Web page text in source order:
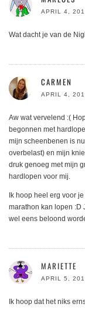
APRIL 4,
Wat dacht je van de
CARMEN
APRIL 4,
Aw wat vervelend :(
begonnen met
mijn scheenbenen is
overbelast) en mijn
druk genoeg met mijn
hardlopen voor mij.
Ik hoop heel erg voor
marathon kan lopen :D
wel eens beloond
MARIETTE
APRIL 5,
Ik hoop dat het niks